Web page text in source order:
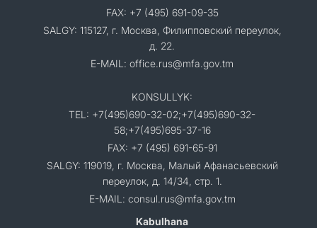
FAX: +7 (495) 691-09-35
SALGY: 115127, г. Москва, Филипповский переулок,
д. 22.
E-MAIL: office.rus@mfa.gov.tm
KONSULLYK:
TEL: +7(495)690-32-02;+7(495)690-32-
58;+7(495)695-37-16
FAX: +7 (495) 691-65-91
SALGY: 119019, г. Москва, Малый Афанасьевский
переулок, д. 14/34, стр. 1.
E-MAIL: consul.rus@mfa.gov.tm
Kabulhana